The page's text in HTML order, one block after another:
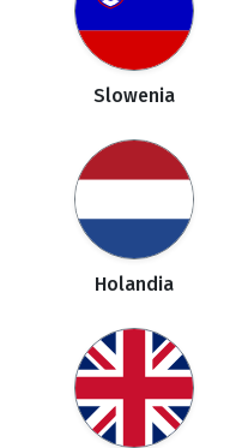
Slowenia
Holandia